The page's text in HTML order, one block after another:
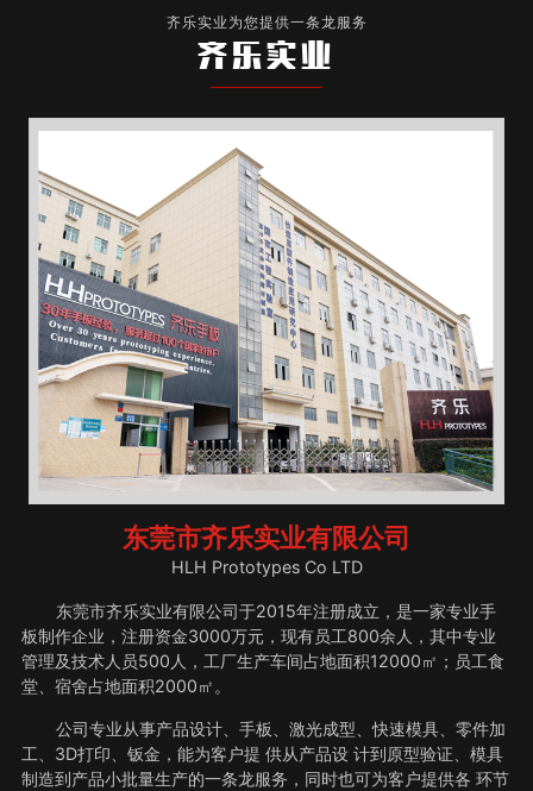
齐乐实业为您提供一条龙服务
齐乐实业
东莞市齐乐实业有限公司
HLH Prototypes Co LTD
东莞市齐乐实业有限公司于2015年注册成立，是一家专业手
板制作企业，注册资金3000万元，现有员工800余人，其中专业
管理及技术人员500人，工厂生产车间占地面积12000㎡；员工食
堂、宿舍占地面积2000㎡。
公司专业从事产品设计、手板、激光成型、快速模具、零件加
工、3D打印、钣金，能为客户提 供从产品设 计到原型验证、模具
制造到产品小批量生产的一条龙服务，同时也可为客户提供各 环节